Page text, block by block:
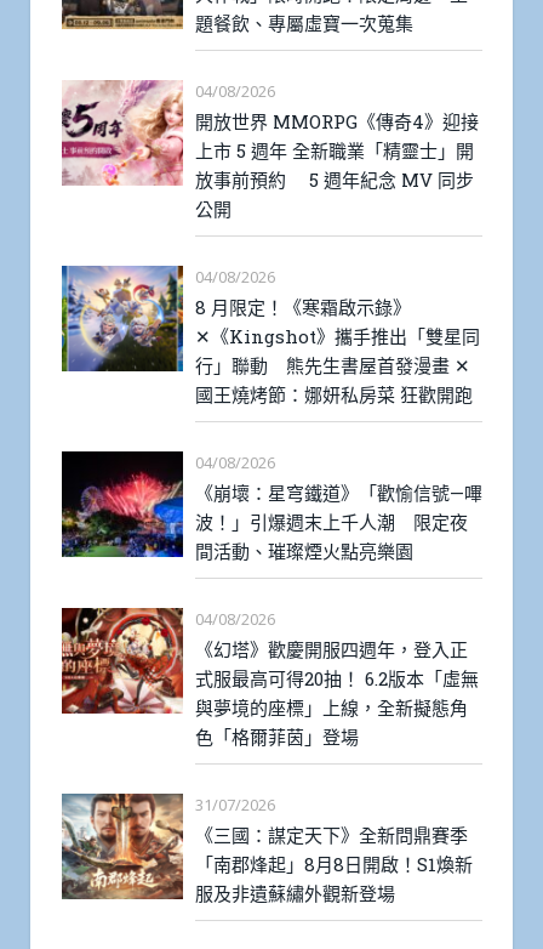
題餐飲、專屬虛寶一次蒐集
04/08/2026
開放世界 MMORPG《傳奇4》迎接
上市 5 週年 全新職業「精靈士」開
放事前預約 5 週年紀念 MV 同步
公開
04/08/2026
8 月限定！《寒霜啟示錄》
✕《Kingshot》攜手推出「雙星同
行」聯動 熊先生書屋首發漫畫 ✕
國王燒烤節：娜妍私房菜 狂歡開跑
04/08/2026
《崩壞：星穹鐵道》「歡愉信號—嗶
波！」引爆週末上千人潮 限定夜
間活動、璀璨煙火點亮樂園
04/08/2026
《幻塔》歡慶開服四週年，登入正
式服最高可得20抽！ 6.2版本「虛無
與夢境的座標」上線，全新擬態角
色「格爾菲茵」登場
31/07/2026
《三國：謀定天下》全新問鼎賽季
「南郡烽起」8月8日開啟！S1煥新
服及非遺蘇繡外觀新登場